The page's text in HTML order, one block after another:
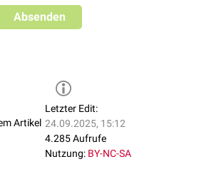
Absenden
Artikel
Letzter Edit:
24.09.2025, 15:12
4.285 Aufrufe
Nutzung: BY-NC-SA